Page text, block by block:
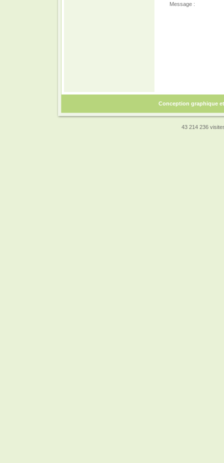
Message :
Conception graphique
43 214 236